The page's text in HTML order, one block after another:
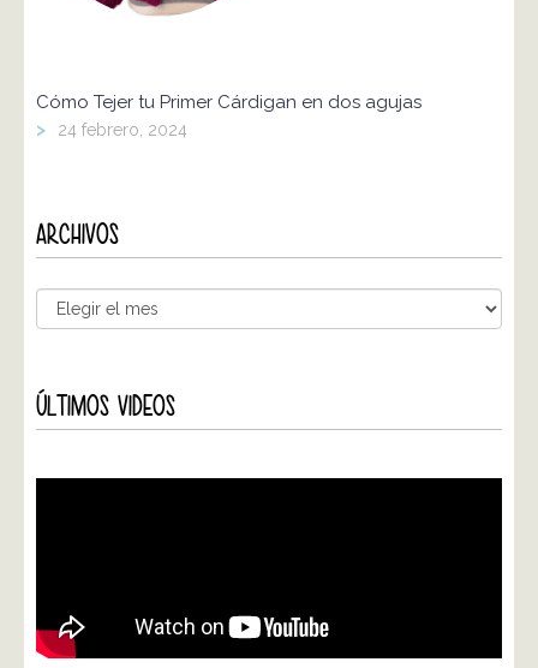
Cómo Tejer tu Primer Cárdigan en dos agujas
> 24 febrero, 2024
ARCHIVOS
ÚLTIMOS VIDEOS